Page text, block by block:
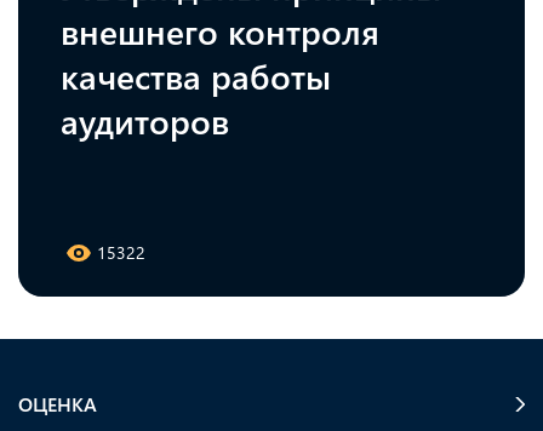
внешнего контроля
качества работы
аудиторов
15322
ОЦЕНКА